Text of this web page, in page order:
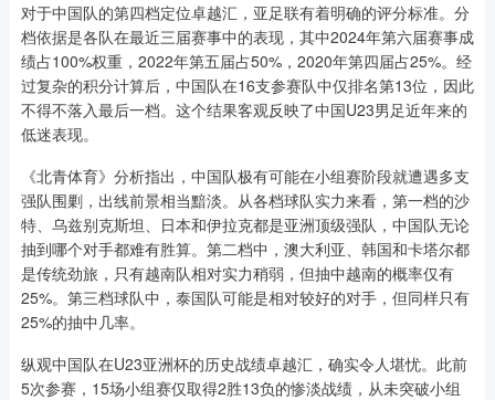
对于中国队的第四档定位卓越汇，亚足联有着明确的评分标准。分
档依据是各队在最近三届赛事中的表现，其中2024年第六届赛事成
绩占100%权重，2022年第五届占50%，2020年第四届占25%。经
过复杂的积分计算后，中国队在16支参赛队中仅排名第13位，因此
不得不落入最后一档。这个结果客观反映了中国U23男足近年来的
低迷表现。
《北青体育》分析指出，中国队极有可能在小组赛阶段就遭遇多支
强队围剿，出线前景相当黯淡。从各档球队实力来看，第一档的沙
特、乌兹别克斯坦、日本和伊拉克都是亚洲顶级强队，中国队无论
抽到哪个对手都难有胜算。第二档中，澳大利亚、韩国和卡塔尔都
是传统劲旅，只有越南队相对实力稍弱，但抽中越南的概率仅有
25%。第三档球队中，泰国队可能是相对较好的对手，但同样只有
25%的抽中几率。
纵观中国队在U23亚洲杯的历史战绩卓越汇，确实令人堪忧。此前
5次参赛，15场小组赛仅取得2胜13负的惨淡战绩，从未突破小组